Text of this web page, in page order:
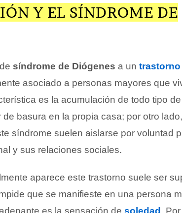
Y EL SÍNDROME DE
síndrome de Diógenes a un trastorno
asociado a personas mayores que
es la acumulación de todo tipo de
basura en la propia casa; por otro
síndrome suelen aislarse por voluntad
y sus relaciones sociales.
aparece este trastorno suele ser
que se manifieste en una persona
es la sensación de soledad .